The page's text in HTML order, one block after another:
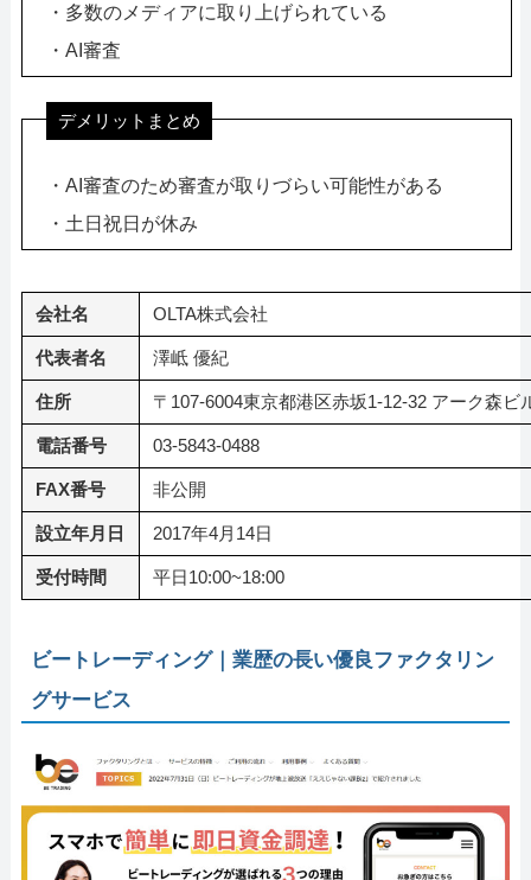
・多数のメディアに取り上げられている
・AI審査
デメリットまとめ
・AI審査のため審査が取りづらい可能性がある
・土日祝日が休み
会社名 OLTA株式会社
代表者名 澤岻 優紀
住所 〒107-6004東京都港区赤坂1-12-32 アーク森ビ
電話番号 03-5843-0488
FAX番号 非公開
設立年月日 2017年4月14日
受付時間 平日10:00~18:00
ビートレーディング｜業歴の長い優良ファクタリン
グサービス